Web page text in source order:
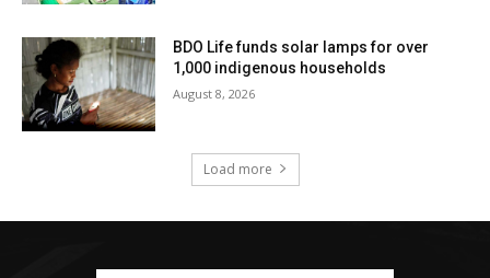
BDO Life funds solar lamps for over
1,000 indigenous households
August 8, 2026
Load more